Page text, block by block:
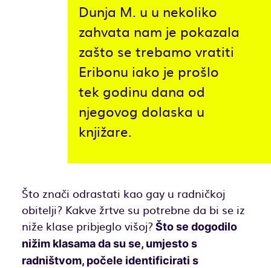
Dunja M. u u nekoliko
zahvata nam je pokazala
zašto se trebamo vratiti
Eribonu iako je prošlo
tek godinu dana od
njegovog dolaska u
knjižare.
Što znači odrastati kao gay u radničkoj
obitelji? Kakve žrtve su potrebne da bi se iz
niže klase pribjeglo višoj?Što se dogodilo
nižim klasama da su se, umjesto s
radništvom, počele identificirati s